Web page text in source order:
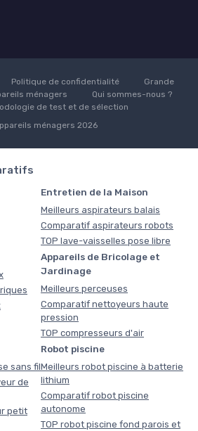
Politique de confidentialité
Grande
ménagers
Qui sommes-nous ?
de test et de sélection
ménagers 2026
Entretien de la Maison
Meilleurs aspirateurs balais
Comparatif aspirateurs robots
TOP lave-vaisselles pose libre
Appareils de Bricolage et
Jardinage
Meilleurs perceuses
Comparatif nettoyeurs haute
pression
TOP compresseurs d'air
sans fil
de
petit
Robot piscine
Meilleurs robot piscine à batterie
lithium
Comparatif robot piscine
autonome
TOP robot piscine fond parois et